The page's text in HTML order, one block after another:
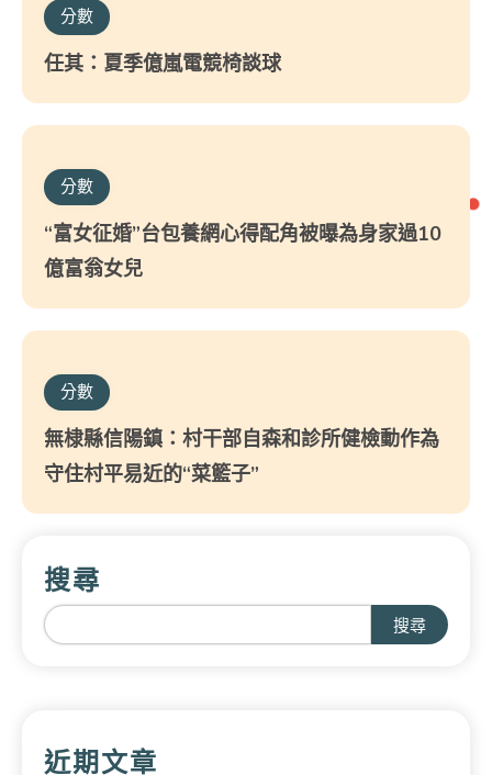
分數
任其：夏季億嵐電競椅談球
分數
“富女征婚”台包養網心得配角被曝為身家過10
億富翁女兒
分數
無棣縣信陽鎮：村干部自森和診所健檢動作為
守住村平易近的“菜籃子”
搜尋
搜尋
近期文章